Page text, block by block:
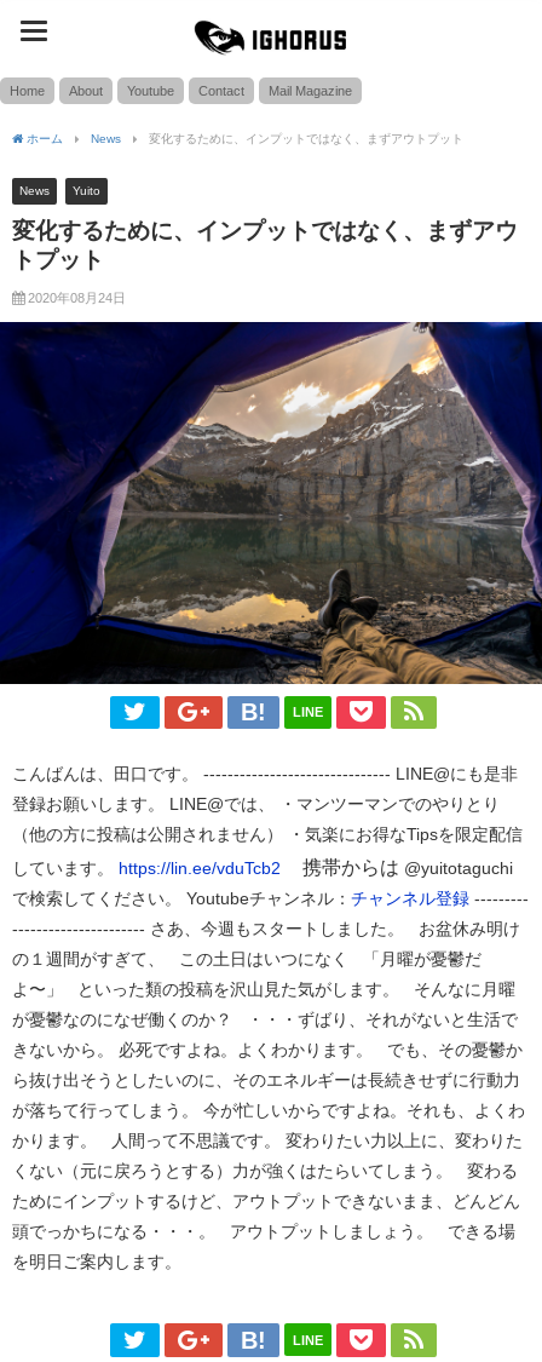
toggle
Home About Youtube Contact Mail Magazine
ホーム News 変化するために、インプットではなく、まずアウトプット
News Yuito
変化するために、インプットではなく、まずアウ
トプット
2020年08月24日
LINE
こんばんは、田口です。 ------------------------------- LINE@にも是非
登録お願いします。 LINE@では、 ・マンツーマンでのやりとり
（他の方に投稿は公開されません） ・気楽にお得なTipsを限定配信
しています。
https://lin.ee/vduTcb2 携帯からは @yuitotaguchi
で検索してください。 Youtubeチャンネル： チャンネル登録 ---------
---------------------- さあ、今週もスタートしました。 お盆休み明け
の１週間がすぎて、 この土日はいつになく 「月曜が憂鬱だ
よ〜」 といった類の投稿を沢山見た気がします。 そんなに月曜
が憂鬱なのになぜ働くのか？ ・・・ずばり、それがないと生活で
きないから。 必死ですよね。よくわかります。 でも、その憂鬱か
ら抜け出そうとしたいのに、そのエネルギーは長続きせずに行動力
が落ちて行ってしまう。 今が忙しいからですよね。それも、よくわ
かります。 人間って不思議です。 変わりたい力以上に、変わりた
くない（元に戻ろうとする）力が強くはたらいてしまう。 変わる
ためにインプットするけど、アウトプットできないまま、どんどん
頭でっかちになる・・・。 アウトプットしましょう。 できる場
を明日ご案内します。
LINE